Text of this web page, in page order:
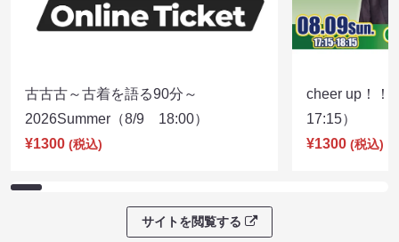
古古古～古着を語る90分～
2026Summer（8/9 18:00）
¥1300 (税込)
cheer up！
17:15）
¥1300 (税込)
サイトを閲覧する